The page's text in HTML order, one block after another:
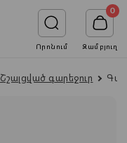
Որոնում
0
Զամբյուղ
Շշալցված գարեջուր